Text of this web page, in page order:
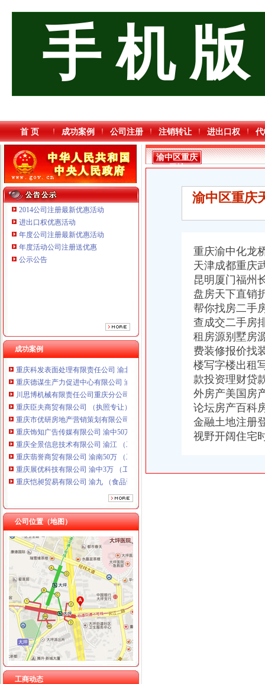
手 机 版
首 页 成功案例 公司注册 注销转让 进出口权
2014公司注册最新优惠活动
进出口权优惠活动
年度公司注册最新优惠活动
年度活动公司注册送优惠
公示公告
成功案例
重庆臣夫商贸有限公司 （执照专让）
重庆展优科技有限公司 渝中3万 （工商注册）
重庆恺昶贸易有限公司 渝九 （食品许可证）
重庆同济汽车设计有限公司 渝江25万 （工商注册）
重庆科发表面处理有限责任公司 渝北800万 （进出口权）
重庆德谋生产力促进中心有限公司 渝大10万 （工商注册）
川思博机械有限责任公司重庆分公司 渝江 （工商注册）
重庆臣夫商贸有限公司 （执照专让）
重庆市优研房地产营销策划有限公司
重庆饰知广告传媒有限公司 渝中50万 （工商注册）
重庆全景信息技术有限公司 渝江 （工商注册）
重庆翡誉商贸有限公司 渝南50万 （工商注册）
重庆展优科技有限公司 渝中3万 （工商注册）
重庆恺昶贸易有限公司 渝九 （食品许可证）
重庆同济汽车设计有限公司 渝江25万 （工商注册）
重庆科发表面处理有限责任公司 渝北800万 （进出口权）
重庆德谋生产力促进中心有限公司 渝大10万 （工商注册）
川思博机械有限责任公司重庆分公司 渝江 （工商注册）
公司位置（地图）
工商动态
渝中区重庆天地
重庆渝中区的重庆天地除了琳琅,还有哪些地方可以接办宴？_搜
重庆市渝中区人民
请问渝中区重庆天地这附近有什么送外卖的啊急求_重庆吧_百度贴吧
渝中区重庆天地精装两房绝版户型限量团购热销,重庆天地二手房,
投诉渝中区重庆天地雍江艺庭小区物管_重庆市公开信箱
渝中：免费上网区域扩展到大坪和重庆天地——人民网·重庆视窗—
渝中区重庆天地雍江翠璟楼层低带车位出售欢迎实地看房,重庆渝中
渝中区重庆
天地
渝中区重庆
重庆渝中化龙
天津成都重庆
昆明厦门福州
盘房天下直销
帮你找房二手
查成交二手房
租房源别墅房
费装修报价找
楼写字楼出租
款投资理财贷
外房产美国房
论坛房产百科
金融土地注册
视野开阔住宅